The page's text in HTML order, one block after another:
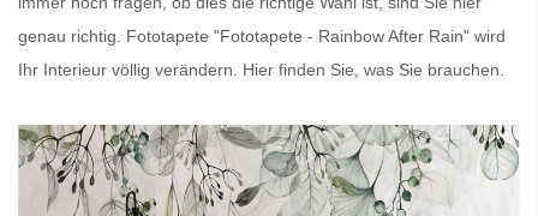
genau richtig. Fototapete "Fototapete - Rainbow After Rain" wird
Ihr Interieur völlig verändern. Hier finden Sie, was Sie brauchen.